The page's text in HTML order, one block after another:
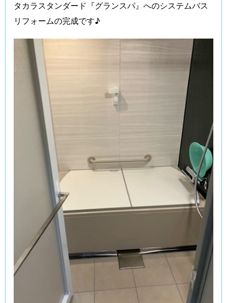
タカラスタンダード『グランスパ』へのシステムバス
リフォームの完成です♪